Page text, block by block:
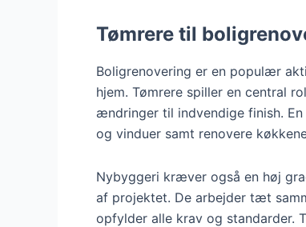
Tømrere til
Boligrenovering er en populær
hjem. Tømrere spiller en central
ændringer til indvendige finish.
og vinduer samt renovere
Nybyggeri kræver også en høj
af projektet. De arbejder tæt
opfylder alle krav og standarder.